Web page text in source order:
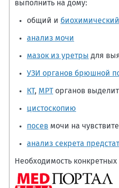
выполнить на дому:
общий и
анализ мочи
мазок из уретры для
УЗИ органов брюшной
КТ, МРТ органов
цистоскопию
посев мочи на
анализ секрета
Необходимость